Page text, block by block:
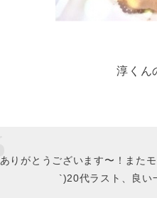
淳くん
ありがとうございます〜！また
`)20代ラスト、良